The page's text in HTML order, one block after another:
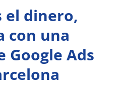
el dinero,
con una
Google Ads